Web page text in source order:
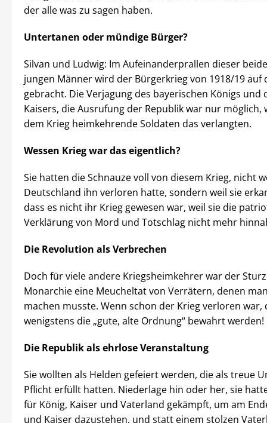
der alle was zu sagen haben.
Untertanen oder mündige Bürger?
Silvan und Ludwig: Im Aufeinanderprallen dieser
jungen Männer wird der Bürgerkrieg von 1918/19 auf
gebracht. Die Verjagung des bayerischen Königs und
Kaisers, die Ausrufung der Republik war nur möglich,
dem Krieg heimkehrende Soldaten das verlangten.
Wessen Krieg war das eigentlich?
Sie hatten die Schnauze voll von diesem Krieg, nicht
Deutschland ihn verloren hatte, sondern weil sie
dass es nicht ihr Krieg gewesen war, weil sie die
Verklärung von Mord und Totschlag nicht mehr
Die Revolution als Verbrechen
Doch für viele andere Kriegsheimkehrer war der
Monarchie eine Meucheltat von Verrätern, denen
machen musste. Wenn schon der Krieg verloren war,
wenigstens die „gute, alte Ordnung“ bewahrt werden!
Die Republik als ehrlose Veranstaltung
Sie wollten als Helden gefeiert werden, die als treue
Pflicht erfüllt hatten. Niederlage hin oder her, sie
für König, Kaiser und Vaterland gekämpft, um am
und Kaiser dazustehen, und statt einem stolzen